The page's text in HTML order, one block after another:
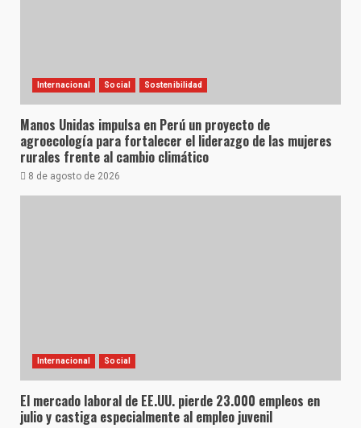
Internacional Social Sostenibilidad
Manos Unidas impulsa en Perú un proyecto de
agroecología para fortalecer el liderazgo de las mujeres
rurales frente al cambio climático
8 de agosto de 2026
Internacional Social
El mercado laboral de EE.UU. pierde 23.000 empleos en
julio y castiga especialmente al empleo juvenil